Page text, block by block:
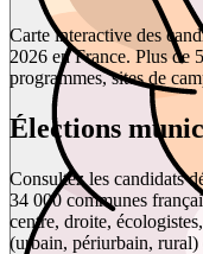
Carte interactive des
2026 en France. Plus de
programmes, sites de
Élections
Consultez les candidats
34 000 communes
centre, droite,
(urbain, périurbain, rural)